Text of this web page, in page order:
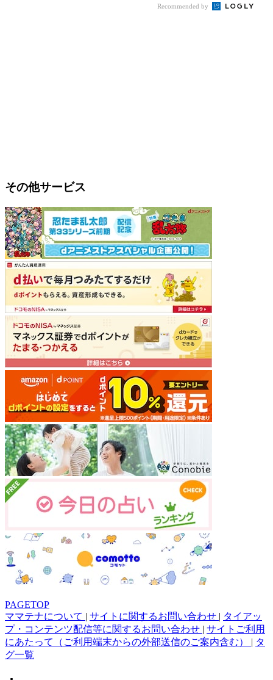
Recommended by
その他サービス
PAGETOP
ママテナについて | サイトに関するお問い合わせ | タイアッ
プ・コンテンツ配信等に関するお問い合わせ | サイトご利用
にあたって（ご利用端末からの外部送信のご案内含む） | タ
グ一覧